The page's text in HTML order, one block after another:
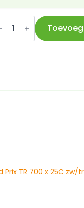
TR 700 x 25C zw/